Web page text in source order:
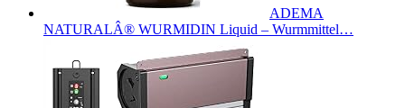
ADEMA
NATURALÂ® WURMIDIN Liquid – Wurmmittel…